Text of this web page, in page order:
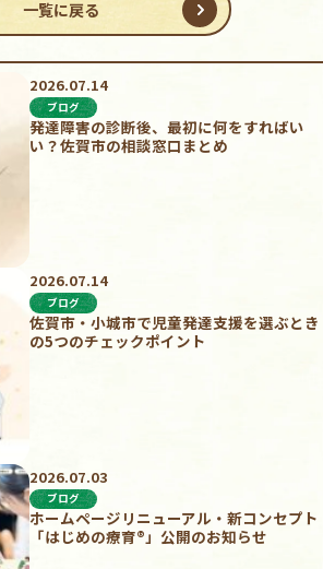
一覧に戻る
2026.07.14
ブログ
発達障害の診断後、最初に何をすればい
い？佐賀市の相談窓口まとめ
2026.07.14
ブログ
佐賀市・小城市で児童発達支援を選ぶとき
の5つのチェックポイント
2026.07.03
ブログ
ホームページリニューアル・新コンセプト
「はじめの療育®︎」公開のお知らせ